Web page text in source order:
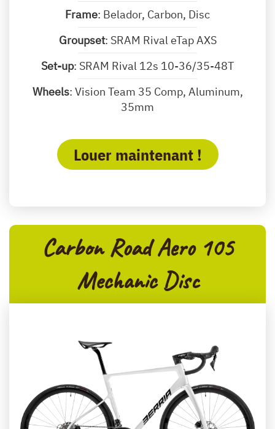
Frame: Belador, Carbon, Disc
Groupset: SRAM Rival eTap AXS
Set-up: SRAM Rival 12s 10-36/35-48T
Wheels: Vision Team 35 Comp, Aluminum,
35mm
Louer maintenant !
Carbon Road Aero 105
Mechanic Disc